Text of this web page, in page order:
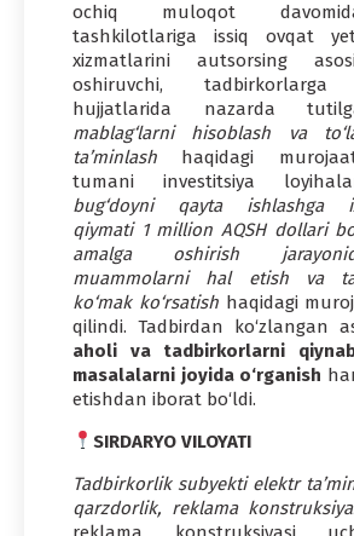
ochiq muloqot
tashkilotlariga issiq ovqat
xizmatlarini autsorsing
oshiruvchi, tadbirkorlarga
hujjatlarida nazarda
mablag‘larni hisoblash va
ta’minlash haqidagi
tumani investitsiya
bug‘doyni qayta ishlashga
qiymati 1 million AQSH dollari
amalga oshirish
muammolarni hal etish va
ko‘mak ko‘rsatishhaqidagi
qilindi. Tadbirdan ko‘zlangan
aholi va tadbirkorlarni
masalalarni joyida o‘rganish
etishdan iborat bo‘ldi.
SIRDARYO VILOYATI
Tadbirkorlik subyekti elektr
qarzdorlik, reklama